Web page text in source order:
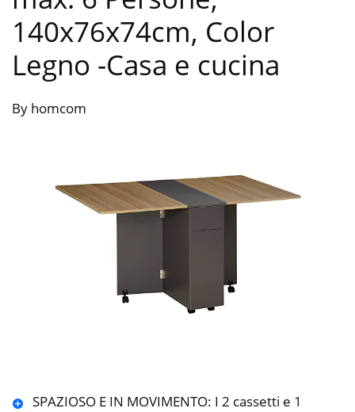
140x76x74cm, Color
Legno -Casa e cucina
By homcom
SPAZIOSO E IN MOVIMENTO: I 2 cassetti e 1